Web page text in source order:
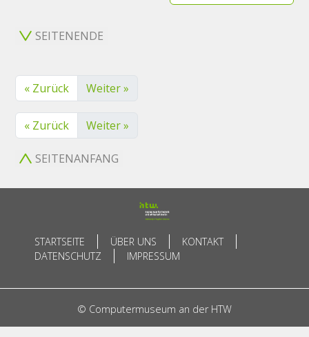
SEITENENDE
« Zurück Weiter »
« Zurück Weiter »
SEITENANFANG
STARTSEITE ÜBER UNS
KONTAKT
DATENSCHUTZ
IMPRESSUM
© Computermuseum an der HTW